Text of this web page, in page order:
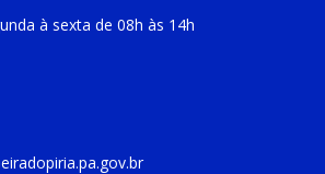
à sexta de 08h às 14h